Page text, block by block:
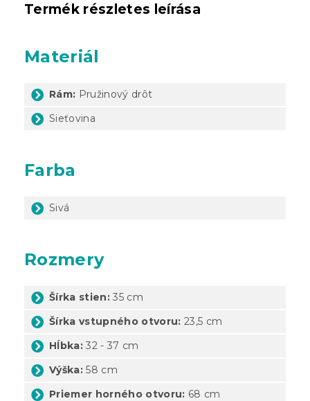
Termék részletes leírása
Materiál
Rám: Pružinový drôt
Sieťovina
Farba
Sivá
Rozmery
Šírka stien: 35 cm
Šírka vstupného otvoru: 23,5 cm
Hĺbka: 32 - 37 cm
Výška: 58 cm
Priemer horného otvoru: 68 cm